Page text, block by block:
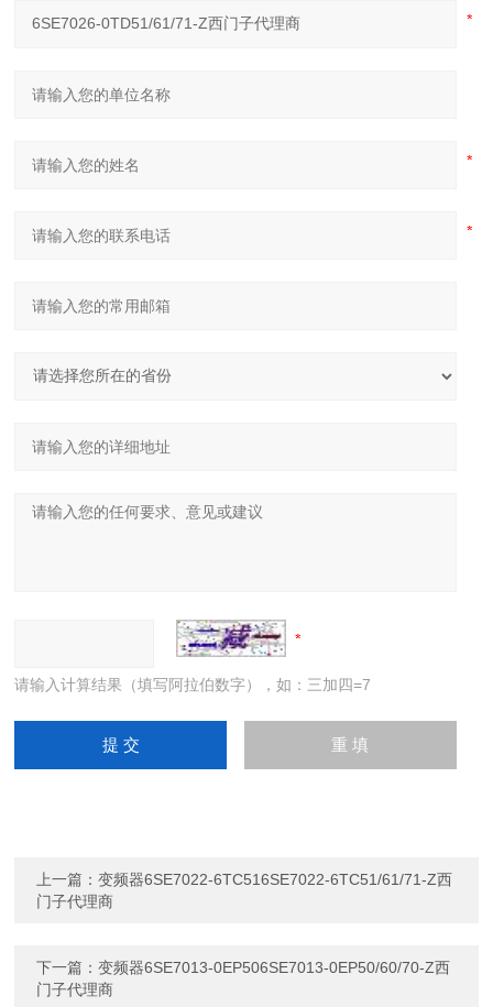
请输入计算结果（填写阿拉伯数字），如：三加四=7
上一篇：变频器6SE7022-6TC516SE7022-6TC51/61/71-Z西
门子代理商
下一篇：变频器6SE7013-0EP506SE7013-0EP50/60/70-Z西
门子代理商